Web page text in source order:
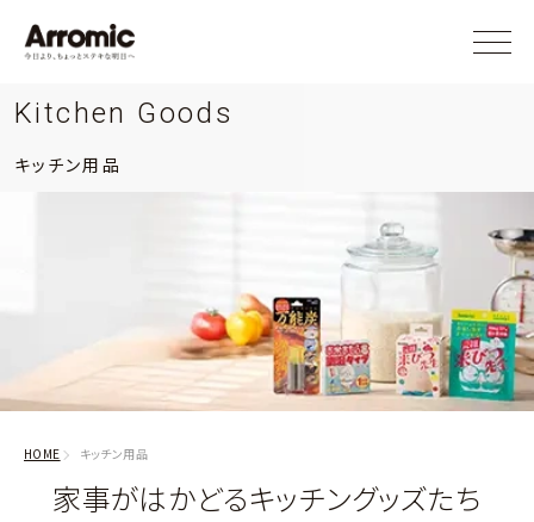
Kitchen Goods
キッチン用品
HOME キッチン用品
家事がはかどるキッチングッズたち